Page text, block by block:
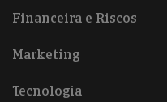
Financeira e Riscos
Marketing
Tecnologia